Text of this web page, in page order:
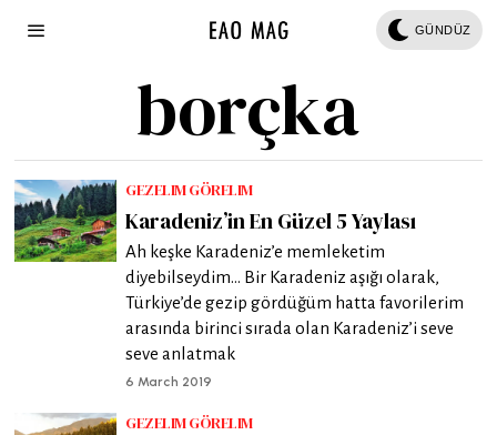
GÜNDÜZ
borçka
GEZELIM GÖRELIM
Karadeniz’in En Güzel 5 Yaylası
Ah keşke Karadeniz’e memleketim
diyebilseydim… Bir Karadeniz aşığı olarak,
Türkiye’de gezip gördüğüm hatta favorilerim
arasında birinci sırada olan Karadeniz’i seve
seve anlatmak
6 March 2019
GEZELIM GÖRELIM